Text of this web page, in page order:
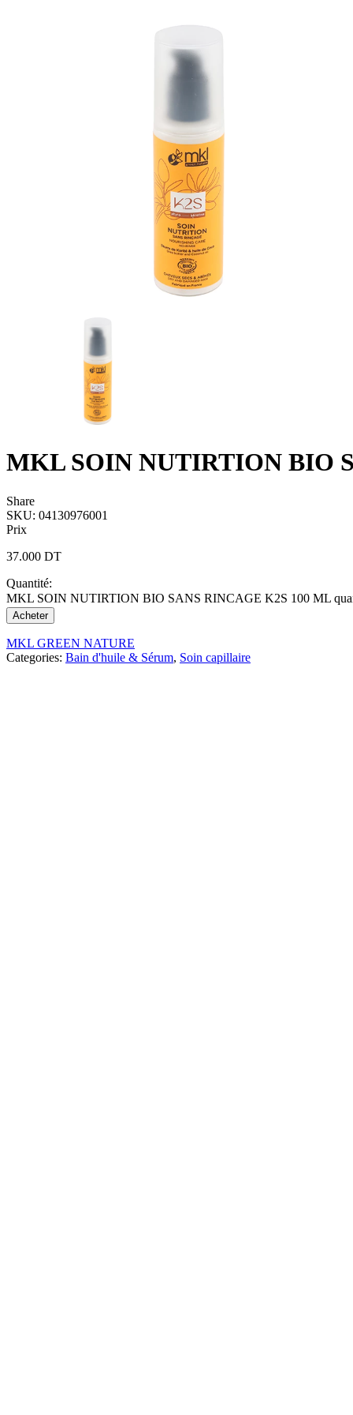
MKL SOIN NUTIRTION BIO
Share
SKU: 04130976001
Prix
37.000 DT
Quantité:
MKL SOIN NUTIRTION BIO SANS RINCAGE K2S 100 ML
Acheter
MKL GREEN NATURE
Categories: Bain d'huile & Sérum, Soin capillaire